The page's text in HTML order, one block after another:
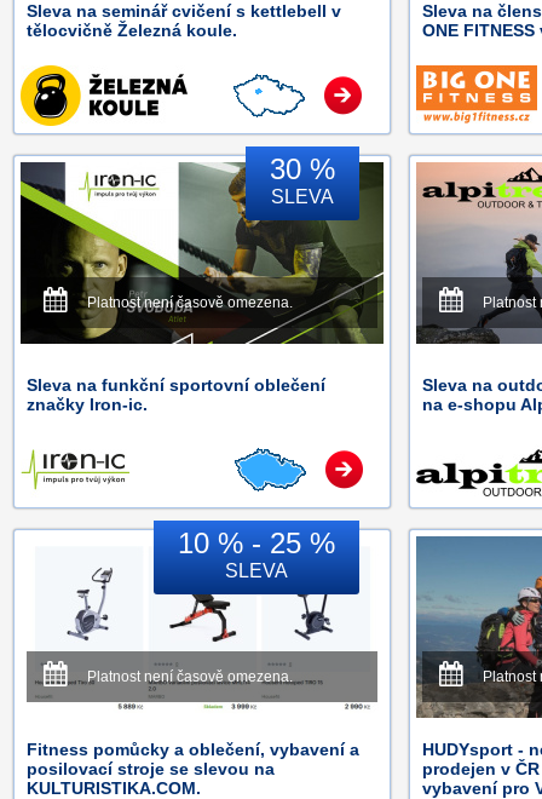
Sleva na seminář cvičení s kettlebell v
tělocvičně Železná koule.
Sleva na
ONE
30 %
SLEVA
Platnost není časově omezena.
Sleva na funkční sportovní oblečení
značky Iron-ic.
Platnost
Sleva na
na e-shopu
10 % - 25 %
SLEVA
Platnost není časově omezena.
Fitness pomůcky a oblečení, vybavení a
posilovací stroje se slevou na
KULTURISTIKA.COM.
Platnost
HUDYsport -
prodejen v
vybavení pro